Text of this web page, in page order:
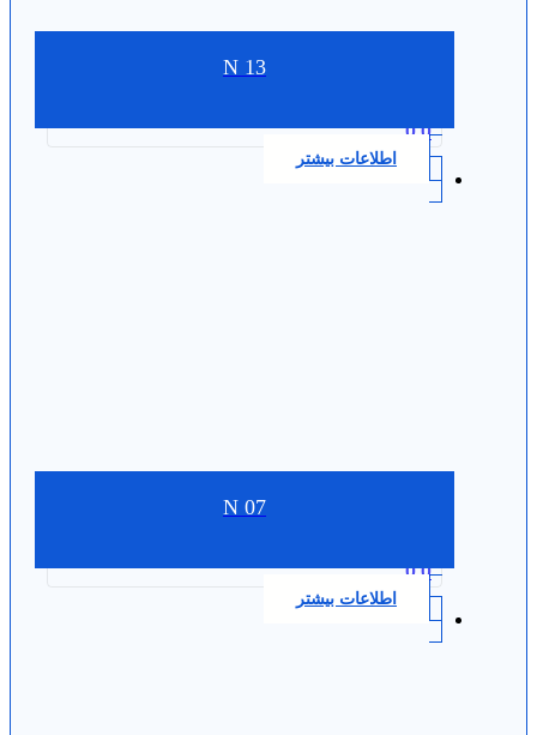
N 13
0.0
اطلاعات بیشتر
N 07
0.0
اطلاعات بیشتر